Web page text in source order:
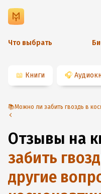
Что выбрать
📖 Книги 🎧
📚Можно ли забить гвоздь в
Отзывы на
забить
другие